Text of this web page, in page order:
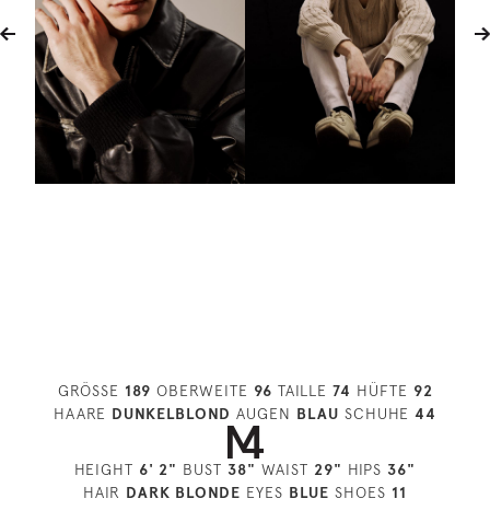
GRÖSSE 189 OBERWEITE 96 TAILLE 74 HÜFTE 92
HAARE DUNKELBLOND AUGEN BLAU SCHUHE 44
HEIGHT 6' 2" BUST 38" WAIST 29" HIPS 36"
HAIR DARK BLONDE EYES BLUE SHOES 11